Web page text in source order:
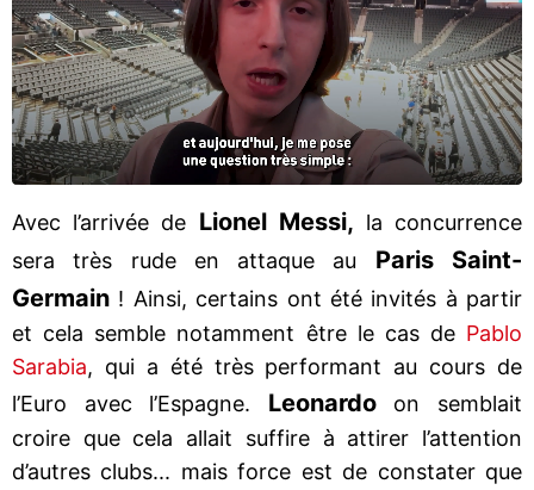
Avec l’arrivée de Lionel Messi, la concurrence
sera très rude en attaque au Paris Saint-
Germain ! Ainsi, certains ont été invités à partir
et cela semble notamment être le cas de Pablo
Sarabia, qui a été très performant au cours de
l’Euro avec l’Espagne. Leonardoon semblait
croire que cela allait suffire à attirer l’attention
d’autres clubs... mais force est de constater que